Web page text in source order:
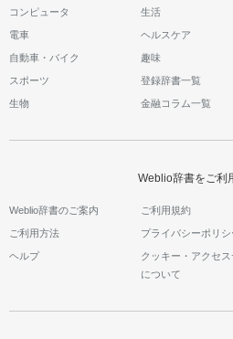
コンピュータ 生活
電車 ヘルスケア
自動車・バイク 趣味
スポーツ 登録辞書一覧
生物 金融コラム一覧
Weblio辞書をご利
Weblio辞書のご案内 ご利用規約
ご利用方法 プライバシーポリシ
ヘルプ
クッキー・アクセス
について